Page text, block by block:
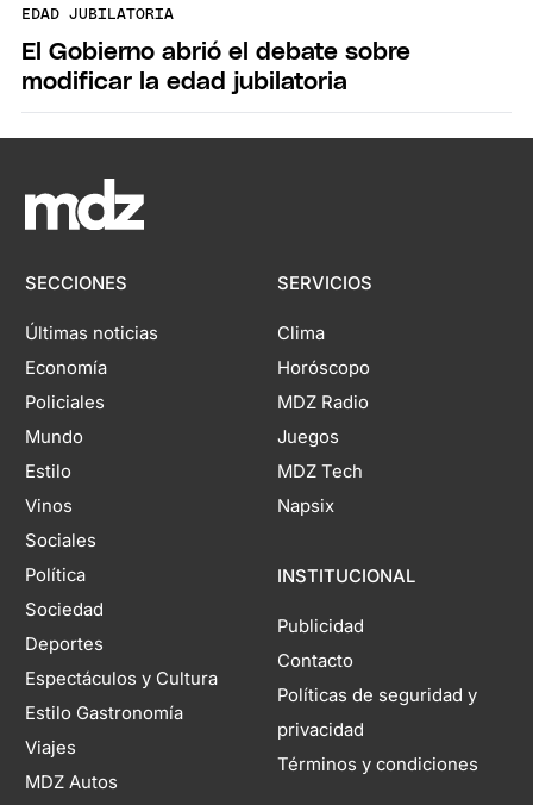
EDAD JUBILATORIA
El Gobierno abrió el debate sobre
modificar la edad jubilatoria
SECCIONES
Últimas noticias
Economía
Policiales
Mundo
Estilo
Vinos
Sociales
Política
Sociedad
Deportes
Espectáculos y Cultura
Estilo Gastronomía
Viajes
MDZ Autos
SERVICIOS
Clima
Horóscopo
MDZ Radio
Juegos
MDZ Tech
Napsix
INSTITUCIONAL
Publicidad
Contacto
Políticas de seguridad y
privacidad
Términos y condiciones